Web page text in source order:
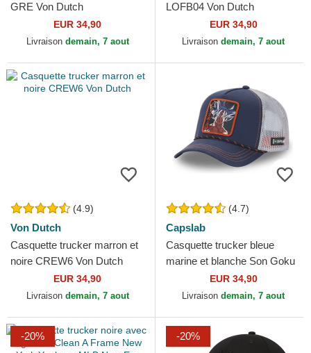
GRE Von Dutch
EUR 34,90
Livraison demain, 7 aout
LOFB04 Von Dutch
EUR 34,90
Livraison demain, 7 aout
(4.9)
Von Dutch
Casquette trucker marron et
noire CREW6 Von Dutch
EUR 34,90
Livraison demain, 7 aout
(4.7)
Capslab
Casquette trucker bleue
marine et blanche Son Goku
DBS5 ULT Dragon Ball
Capslab
EUR 34,90
Livraison demain, 7 aout
-20% -20%